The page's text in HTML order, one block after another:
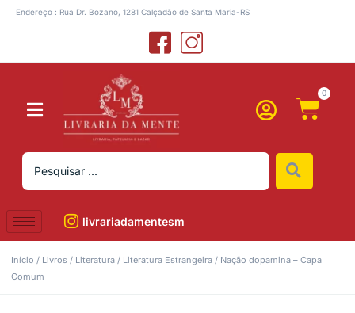
Endereço : Rua Dr. Bozano, 1281 Calçadão de Santa Maria-RS
0
livrariadamentesm
Início / Livros / Literatura / Literatura Estrangeira / Nação dopamina – Capa
Comum